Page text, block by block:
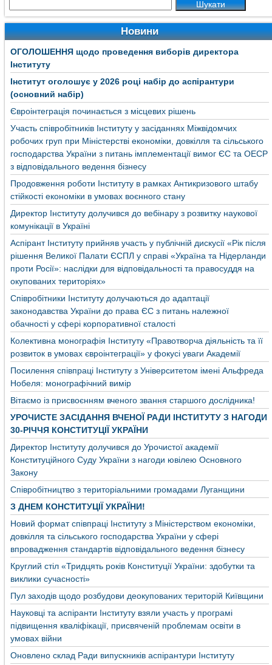
Новини
ОГОЛОШЕННЯ щодо проведення виборів директора
Інституту
Інститут оголошує у 2026 році набір до аспірантури
(основний набір)
Євроінтеграція починається з місцевих рішень
Участь співробітників Інституту у засіданнях Міжвідомчих
робочих груп при Міністерстві економіки, довкілля та сільського
господарства України з питань імплементації вимог ЄС та ОЕСР
з відповідального ведення бізнесу
Продовження роботи Інституту в рамках Антикризового штабу
стійкості економіки в умовах воєнного стану
Директор Інституту долучився до вебінару з розвитку наукової
комунікації в Україні
Аспірант Інституту прийняв участь у публічній дискусії «Рік після
рішення Великої Палати ЄСПЛ у справі «Україна та Нідерланди
проти Росії»: наслідки для відповідальності та правосуддя на
окупованих територіях»
Співробітники Інституту долучаються до адаптації
законодавства України до права ЄС з питань належної
обачності у сфері корпоративної сталості
Колективна монографія Інституту «Правотворча діяльність та її
розвиток в умовах євроінтеграції» у фокусі уваги Академії
Посилення співпраці Інституту з Університетом імені Альфреда
Нобеля: монографічний вимір
Вітаємо із присвоєнням вченого звання старшого дослідника!
УРОЧИСТЕ ЗАСІДАННЯ ВЧЕНОЇ РАДИ ІНСТИТУТУ З НАГОДИ
30-РІЧЧЯ КОНСТИТУЦІЇ УКРАЇНИ
Директор Інституту долучився до Урочистої академії
Конституційного Суду України з нагоди ювілею Основного
Закону
Співробітництво з територіальними громадами Луганщини
З ДНЕМ КОНСТИТУЦІЇ УКРАЇНИ!
Новий формат співпраці Інституту з Міністерством економіки,
довкілля та сільського господарства України у сфері
впровадження стандартів відповідального ведення бізнесу
Круглий стіл «Тридцять років Конституції України: здобутки та
виклики сучасності»
Пул заходів щодо розбудови деокупованих територій Київщини
Науковці та аспіранти Інституту взяли участь у програмі
підвищення кваліфікації, присвяченій проблемам освіти в
умовах війни
Оновлено склад Ради випускників аспірантури Інституту